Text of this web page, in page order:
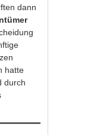
dann
hatte
durch